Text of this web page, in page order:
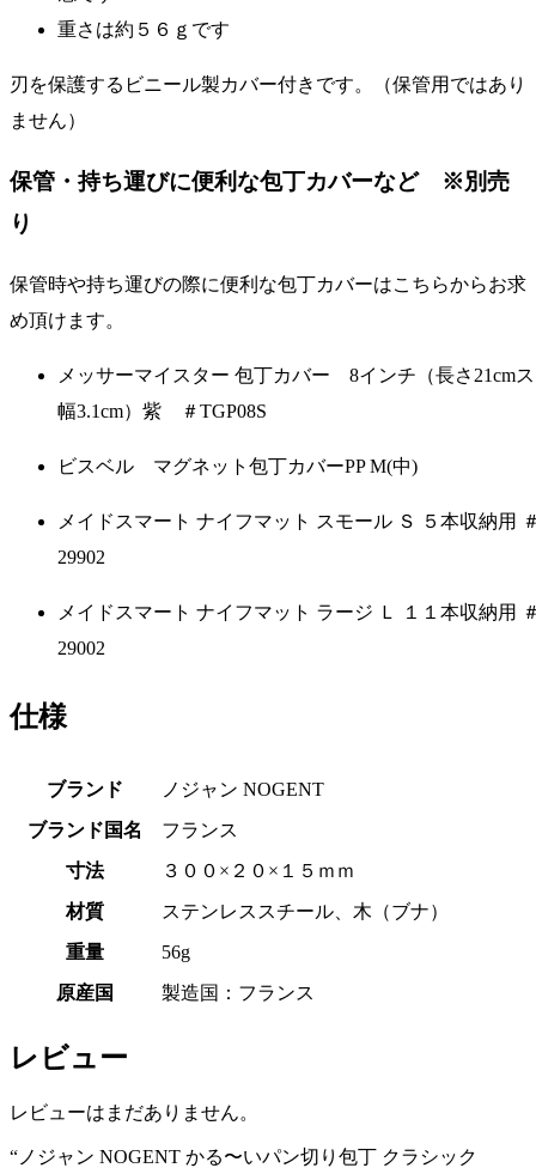
重さは約５６ｇです
刃を保護するビニール製カバー付きです。（保管用ではあり
ません）
保管・持ち運びに便利な包丁カバーなど ※別売
り
保管時や持ち運びの際に便利な包丁カバーはこちらからお求
め頂けます。
メッサーマイスター 包丁カバー 8インチ（長さ21cm
幅3.1cm）紫 ＃TGP08S
ビスベル マグネット包丁カバーPP M(中)
メイドスマート ナイフマット スモール Ｓ ５本収納用
29902
メイドスマート ナイフマット ラージ Ｌ １１本収納用
29002
仕様
ブランド
ノジャン NOGENT
ブランド国名
フランス
寸法
３００×２０×１５ｍｍ
材質
ステンレススチール、木（ブナ）
重量
56g
原産国
製造国：フランス
レビュー
レビューはまだありません。
“ノジャン NOGENT かる〜いパン切り包丁 クラシック